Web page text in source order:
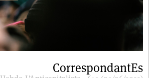
CorrespondantEs